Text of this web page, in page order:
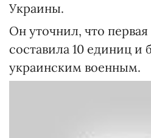
Украины.
Он уточнил, что
составила 10 единиц и
украинским военным.